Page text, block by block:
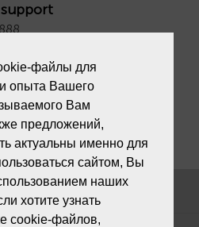
файлы для
опыта Вашего
Вам
предложений,
актуальны именно для
сайтом, Вы
наших
хотите узнать
cookie-файлов,